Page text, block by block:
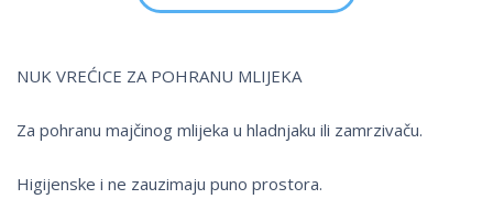
NUK VREĆICE ZA POHRANU MLIJEKA
Za pohranu majčinog mlijeka u hladnjaku ili zamrzivaču.
Higijenske i ne zauzimaju puno prostora.